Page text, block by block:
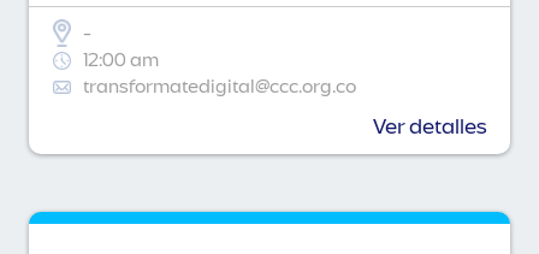
-
12:00 am
transformatedigital@ccc.org.co
Ver detalles